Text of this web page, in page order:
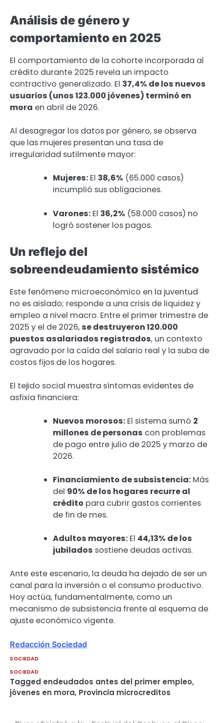
Análisis de género y
comportamiento en 2025
El comportamiento de la cohorte incorporada al
crédito durante 2025 revela un impacto
contractivo generalizado. El 37,4% de los nuevos
usuarios (unos 123.000 jóvenes) terminó en
mora en abril de 2026.
Al desagregar los datos por género, se observa
que las mujeres presentan una tasa de
irregularidad sutilmente mayor:
Mujeres: El 38,6% (65.000 casos)
incumplió sus obligaciones.
Varones: El 36,2% (58.000 casos) no
logró sostener los pagos.
Un reflejo del
sobreendeudamiento sistémico
Este fenómeno microeconómico en la juventud
no es aislado; responde a una crisis de liquidez y
empleo a nivel macro. Entre el primer trimestre de
2025 y el de 2026, se destruyeron 120.000
puestos asalariados registrados, un contexto
agravado por la caída del salario real y la suba de
costos fijos de los hogares.
El tejido social muestra síntomas evidentes de
asfixia financiera:
Nuevos morosos: El sistema sumó 2
millones de personas con problemas
de pago entre julio de 2025 y marzo de
2026.
Financiamiento de subsistencia: Más
del 90% de los hogares recurre al
crédito para cubrir gastos corrientes
de fin de mes.
Adultos mayores: El 44,13% de los
jubilados sostiene deudas activas.
Ante este escenario, la deuda ha dejado de ser un
canal para la inversión o el consumo productivo.
Hoy actúa, fundamentalmente, como un
mecanismo de subsistencia frente al esquema de
ajuste económico vigente.
Redacción Sociedad
SOCIEDAD
SOCIEDAD
Tagged endeudados antes del primer empleo,
jóvenes en mora, Provincia microcreditos